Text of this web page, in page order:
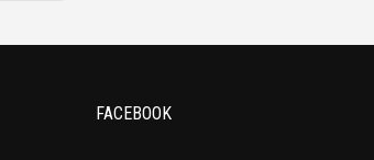
FACEBOOK